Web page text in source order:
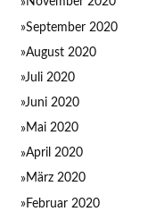
November 2020
September 2020
August 2020
Juli 2020
Juni 2020
Mai 2020
April 2020
März 2020
Februar 2020